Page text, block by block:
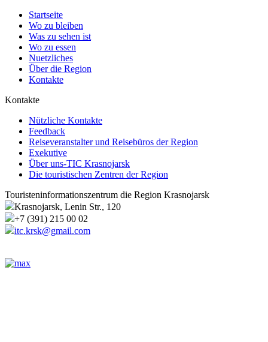
Startseite
Wo zu bleiben
Was zu sehen ist
Wo zu essen
Nuetzliches
Über die Region
Kontakte
Kontakte
Nützliche Kontakte
Feedback
Reiseveranstalter und Reisebüros der Region
Exekutive
Über uns-TIC Krasnojarsk
Die touristischen Zentren der Region
Touristeninformationszentrum die Region Krasnojarsk
Krasnojarsk, Lenin Str., 120
+7 (391) 215 00 02
itc.krsk@gmail.com